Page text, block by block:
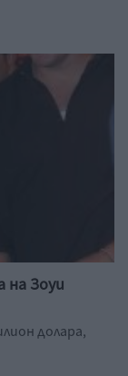
на Зоуи
долара,